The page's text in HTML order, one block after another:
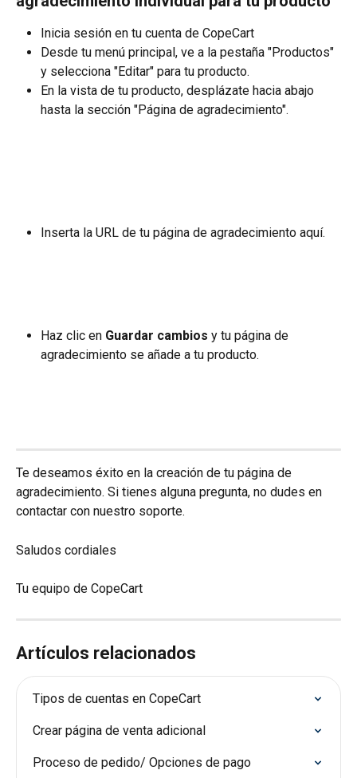
Inicia sesión en tu cuenta de CopeCart
Desde tu menú principal, ve a la pestaña "Productos"
y selecciona "Editar" para tu producto.
En la vista de tu producto, desplázate hacia abajo
hasta la sección "Página de agradecimiento".
Inserta la URL de tu página de agradecimiento aquí.
Haz clic en Guardar cambios y tu página de
agradecimiento se añade a tu producto.
Te deseamos éxito en la creación de tu página de
agradecimiento. Si tienes alguna pregunta, no dudes en
contactar con nuestro soporte.
Saludos cordiales
Tu equipo de CopeCart
Artículos relacionados
Tipos de cuentas en CopeCart
Crear página de venta adicional
Proceso de pedido/ Opciones de pago